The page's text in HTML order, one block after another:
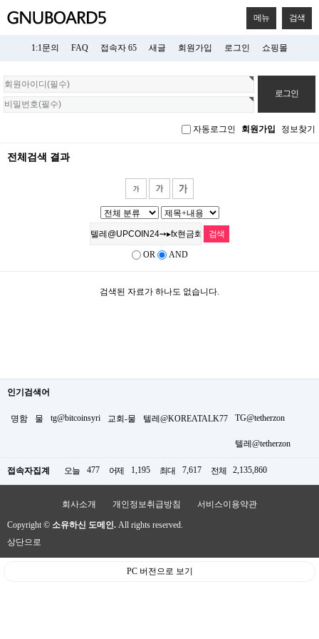
메뉴 검색
1:1문의 FAQ 접속자 65 새글 회원가입 로그인 쇼핑몰
회
원
로
자동로그인 회원가입 정보찾기
전체검색 결과
OR AND
검색된 자료가 하나도 없습니다.
인기검색어
명함 물 tg@bitcoinsyri 교회-물 텔레@KOREATALK77 TG@tetherzon
텔레@tetherzon
접속자집계 오늘 477 어제 1,195 최대 7,617 전체 2,135,860
회사소개 개인정보취급방침 서비스이용약관
Copyright © 소유하신 도메인. All rights reserved.
상단으로
PC 버전으로 보기